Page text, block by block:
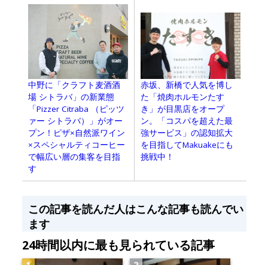
中野に「クラフト麦酒酒
場 シトラバ」の新業態
「Pizzer Citraba （ピッツ
ァー シトラバ）」がオー
プン！ピザ×自然派ワイン
×スペシャルティコーヒー
で幅広い層の集客を目指
す
赤坂、新橋で人気を博し
た「焼肉ホルモンたす
き」が目黒店をオープ
ン。「コスパを超えた最
強サービス」の認知拡大
を目指してMakuakeにも
挑戦中！
この記事を読んだ人はこんな記事も読んでい
ます
24時間以内に最も見られている記事